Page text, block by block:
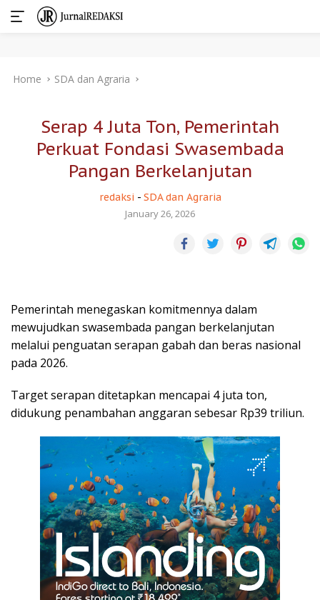
Home SDA dan Agraria
Serap 4 Juta Ton, Pemerintah
Perkuat Fondasi Swasembada
Pangan Berkelanjutan
redaksi - SDA dan Agraria
January 26, 2026
Pemerintah menegaskan komitmennya dalam
mewujudkan swasembada pangan berkelanjutan
melalui penguatan serapan gabah dan beras nasional
pada 2026.
Target serapan ditetapkan mencapai 4 juta ton,
didukung penambahan anggaran sebesar Rp39 triliun.